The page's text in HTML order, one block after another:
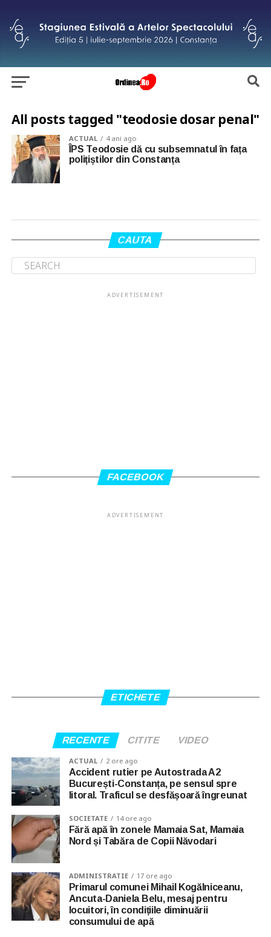
All posts tagged "teodosie dosar penal"
ACTUAL 4 ani ago
ÎPS Teodosie dă cu subsemnatul în fața
polițiștilor din Constanța
CAUTA
ADVERTISEMENT
FACEBOOK
ADVERTISEMENT
ETICHETE
RECENTE CITITE VIDEO
ACTUAL 2 ore ago
Accident rutier pe Autostrada A2
București-Constanța, pe sensul spre
litoral. Traficul se desfășoară îngreunat
SOCIETATE 14 ore ago
Fără apă în zonele Mamaia Sat, Mamaia
Nord și Tabăra de Copii Năvodari
ADMINISTRATIE 17 ore ago
Primarul comunei Mihail Kogălniceanu,
Ancuta-Daniela Belu, mesaj pentru
locuitori, în condițiile diminuării
consumului de apă